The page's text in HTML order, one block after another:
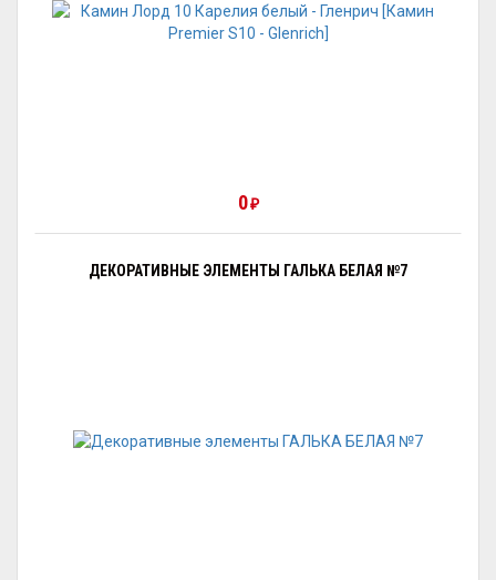
0₽
ДЕКОРАТИВНЫЕ ЭЛЕМЕНТЫ ГАЛЬКА БЕЛАЯ №7